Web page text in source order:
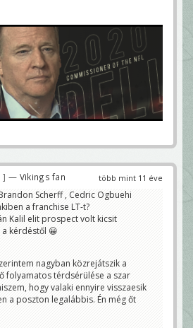
több mint 11 éve
— Vikings fan
Scherff , Cedric Ogbuehi
a franchise LT-t?
Kalil elit prospect volt kicsit
kérdéstől 😀
nagyban közrejátszik a
folyamatos térdsérülése a szar
hogy valaki ennyire visszaesik
a poszton legalábbis. Én még őt